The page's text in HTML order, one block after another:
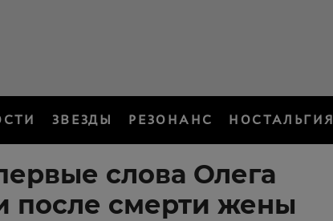
ЗВЕЗДЫ РЕЗОНАНС НОСТАЛЬГИЯ
слова Олега
после смерти жены